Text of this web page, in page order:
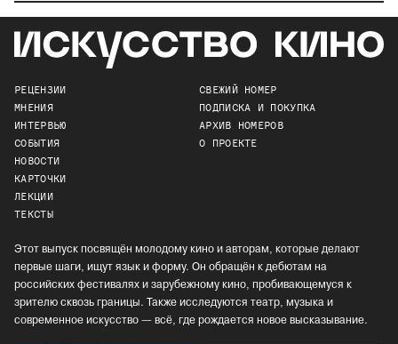
РЕЦЕНЗИИ
МНЕНИЯ
ИНТЕРВЬЮ
СОБЫТИЯ
НОВОСТИ
КАРТОЧКИ
ЛЕКЦИИ
ТЕКСТЫ
СВЕЖИЙ НОМЕР
ПОДПИСКА И ПОКУПКА
АРХИВ НОМЕРОВ
О ПРОЕКТЕ
Этот выпуск посвящён молодому кино и авторам, которые делают
первые шаги, ищут язык и форму. Он обращён к дебютам на
российских фестивалях и зарубежному кино, пробивающемуся к
зрителю сквозь границы. Также исследуются театр, музыка и
современное искусство — всё, где рождается новое высказывание.